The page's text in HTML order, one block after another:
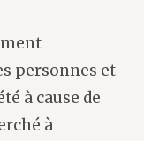
personnes et
à cause de
à